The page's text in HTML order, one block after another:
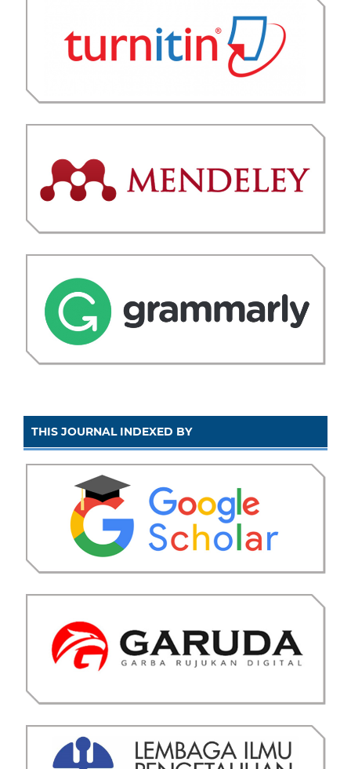
THIS JOURNAL INDEXED BY